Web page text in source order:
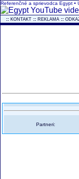
Referenčné a sprievodca Egypt •
:: KONTAKT :: REKLAMA ::
Partneri: